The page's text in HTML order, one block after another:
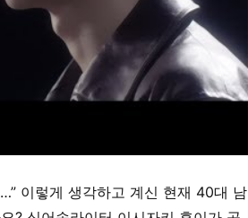
이렇게 생각하고 계신 현재 40대 남